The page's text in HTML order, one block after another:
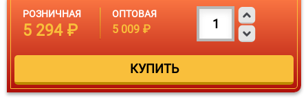
РОЗНИЧНАЯ
5 294 ₽
ОПТОВАЯ
5 009 ₽